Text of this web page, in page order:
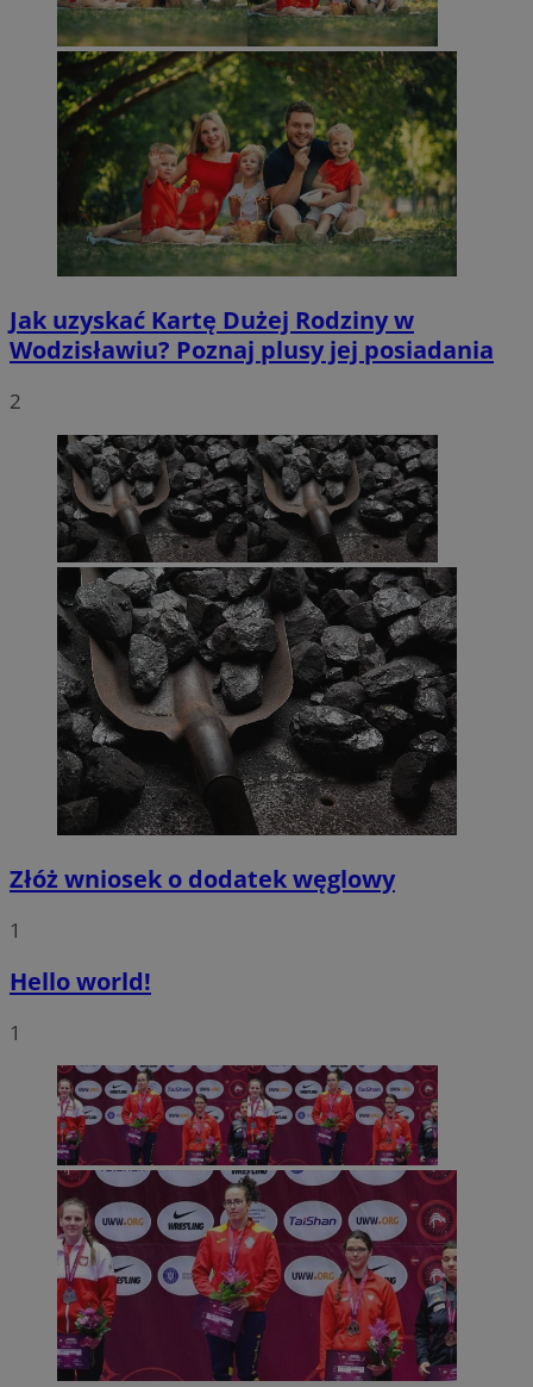
Jak uzyskać Kartę Dużej Rodziny w
Wodzisławiu? Poznaj plusy jej posiadania
2
Złóż wniosek o dodatek węglowy
1
Hello world!
1